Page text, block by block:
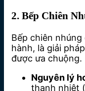
2. Bếp Chiên
Bếp chiên
hành, là giải
được ưa chuộng.
Nguyên lý
thanh nhiệt